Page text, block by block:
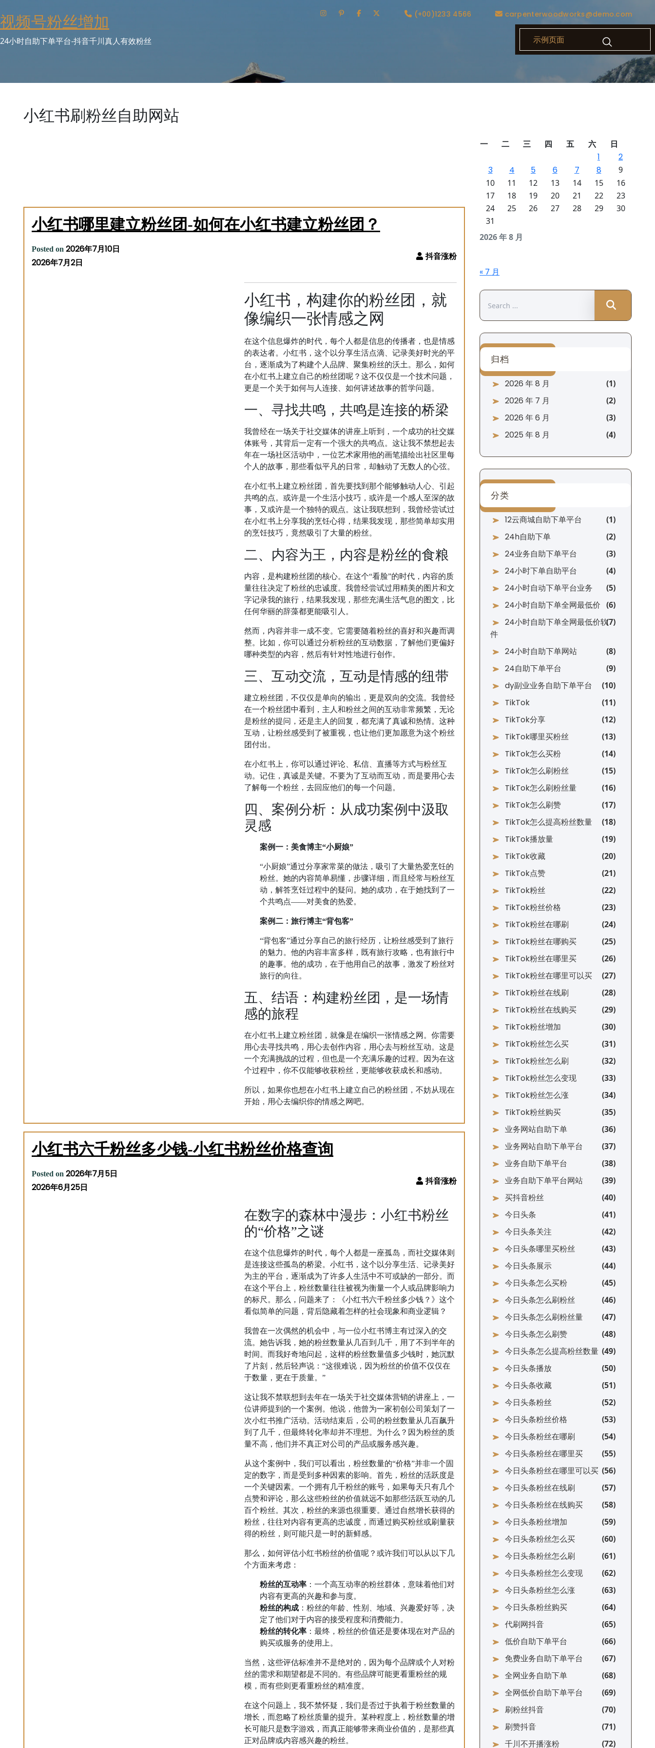
to
content
视频号粉丝增加
24小时自助下单平台-抖音千川真人有效粉丝
(+00)1233 4566 carpenterwoodworks@demo.com
示例页面
小红书刷粉丝自助网站
小红书哪里建立粉丝团-如何在小红书建立粉丝团？
Posted on 2026年7月10日
2026年7月2日
小红书，构建你的粉丝团，就
像编织一张情感之网
在这个信息爆炸的时代，每个人都是信息的传播者，也是情感
的表达者。小红书，这个以分享生活点滴、记录美好时光的平
台，逐渐成为了构建个人品牌、聚集粉丝的沃土。那么，如何
在小红书上建立自己的粉丝团呢？这不仅仅是一个技术问题，
更是一个关于如何与人连接、如何讲述故事的哲学问题。
一、寻找共鸣，共鸣是连接的桥梁
我曾经在一场关于社交媒体的讲座上听到，一个成功的社交媒
体账号，其背后一定有一个强大的共鸣点。这让我不禁想起去
年在一场社区活动中，一位艺术家用他的画笔描绘出社区里每
个人的故事，那些看似平凡的日常，却触动了无数人的心弦。
在小红书上建立粉丝团，首先要找到那个能够触动人心、引起
共鸣的点。或许是一个生活小技巧，或许是一个感人至深的故
事，又或许是一个独特的观点。这让我联想到，我曾经尝试过
在小红书上分享我的烹饪心得，结果我发现，那些简单却实用
的烹饪技巧，竟然吸引了大量的粉丝。
二、内容为王，内容是粉丝的食粮
内容，是构建粉丝团的核心。在这个“看脸”的时代，内容的质
量往往决定了粉丝的忠诚度。我曾经尝试过用精美的图片和文
字记录我的旅行，结果我发现，那些充满生活气息的图文，比
任何华丽的辞藻都更能吸引人。
然而，内容并非一成不变。它需要随着粉丝的喜好和兴趣而调
整。比如，你可以通过分析粉丝的互动数据，了解他们更偏好
哪种类型的内容，然后有针对性地进行创作。
三、互动交流，互动是情感的纽带
建立粉丝团，不仅仅是单向的输出，更是双向的交流。我曾经
在一个粉丝团中看到，主人和粉丝之间的互动非常频繁，无论
是粉丝的提问，还是主人的回复，都充满了真诚和热情。这种
互动，让粉丝感受到了被重视，也让他们更加愿意为这个粉丝
团付出。
在小红书上，你可以通过评论、私信、直播等方式与粉丝互
动。记住，真诚是关键。不要为了互动而互动，而是要用心去
了解每一个粉丝，去回应他们的每一个问题。
四、案例分析：从成功案例中汲取
灵感
案例一：美食博主“小厨娘”
“小厨娘”通过分享家常菜的做法，吸引了大量热爱烹饪的
粉丝。她的内容简单易懂，步骤详细，而且经常与粉丝互
动，解答烹饪过程中的疑问。她的成功，在于她找到了一
个共鸣点——对美食的热爱。
案例二：旅行博主“背包客”
“背包客”通过分享自己的旅行经历，让粉丝感受到了旅行
的魅力。他的内容丰富多样，既有旅行攻略，也有旅行中
的趣事。他的成功，在于他用自己的故事，激发了粉丝对
旅行的向往。
五、结语：构建粉丝团，是一场情
感的旅程
在小红书上建立粉丝团，就像是在编织一张情感之网。你需要
用心去寻找共鸣，用心去创作内容，用心去与粉丝互动。这是
一个充满挑战的过程，但也是一个充满乐趣的过程。因为在这
个过程中，你不仅能够收获粉丝，更能够收获成长和感动。
所以，如果你也想在小红书上建立自己的粉丝团，不妨从现在
开始，用心去编织你的情感之网吧。
小红书六千粉丝多少钱-小红书粉丝价格查询
Posted on 2026年7月5日
2026年6月25日
在数字的森林中漫步：小红书粉丝
的“价格”之谜
在这个信息爆炸的时代，每个人都是一座孤岛，而社交媒体则
是连接这些孤岛的桥梁。小红书，这个以分享生活、记录美好
为主的平台，逐渐成为了许多人生活中不可或缺的一部分。而
在这个平台上，粉丝数量往往被视为衡量一个人或品牌影响力
的标尺。那么，问题来了：《小红书六千粉丝多少钱？》这个
看似简单的问题，背后隐藏着怎样的社会现象和商业逻辑？
我曾在一次偶然的机会中，与一位小红书博主有过深入的交
流。她告诉我，她的粉丝数量从几百到几千，用了不到半年的
时间。而我好奇地问起，这样的粉丝数量值多少钱时，她沉默
了片刻，然后轻声说：“这很难说，因为粉丝的价值不仅仅在
于数量，更在于质量。”
这让我不禁联想到去年在一场关于社交媒体营销的讲座上，一
位讲师提到的一个案例。他说，他曾为一家初创公司策划了一
次小红书推广活动。活动结束后，公司的粉丝数量从几百飙升
到了几千，但最终转化率却并不理想。为什么？因为粉丝的质
量不高，他们并不真正对公司的产品或服务感兴趣。
从这个案例中，我们可以看出，粉丝数量的“价格”并非一个固
定的数字，而是受到多种因素的影响。首先，粉丝的活跃度是
一个关键因素。一个拥有几千粉丝的账号，如果每天只有几个
点赞和评论，那么这些粉丝的价值就远不如那些活跃互动的几
百个粉丝。其次，粉丝的来源也很重要。通过自然增长获得的
粉丝，往往对内容有更高的忠诚度，而通过购买粉丝或刷量获
得的粉丝，则可能只是一时的新鲜感。
那么，如何评估小红书粉丝的价值呢？或许我们可以从以下几
个方面来考虑：
粉丝的互动率 ：一个高互动率的粉丝群体，意味着他们对
内容有更高的兴趣和参与度。
粉丝的构成 ：粉丝的年龄、性别、地域、兴趣爱好等，决
定了他们对于内容的接受程度和消费能力。
粉丝的转化率 ：最终，粉丝的价值还是要体现在对产品的
购买或服务的使用上。
当然，这些评估标准并不是绝对的，因为每个品牌或个人对粉
丝的需求和期望都是不同的。有些品牌可能更看重粉丝的规
模，而有些则更看重粉丝的精准度。
在这个问题上，我不禁怀疑，我们是否过于执着于粉丝数量的
增长，而忽略了粉丝质量的提升。某种程度上，粉丝数量的增
长可能只是数字游戏，而真正能够带来商业价值的，是那些真
正对品牌或内容感兴趣的粉丝。
2026 年 8 月
一 二 三 四 五 六 日
1
2
3
4 5 6 7 8
9
10
11 12 13 14 15
16
17
18 19 20 21 22
23
24
25 26 27 28 29
30
31
« 7 月
for:
归档
2026 年 8 月
2026 年 7 月
2026 年 6 月
2025 年 8 月
分类
12云商城自助下单平台
24h自助下单
24业务自助下单平台
24小时下单自助平台
24小时自动下单平台业务
24小时自助下单全网最低价
24小时自助下单全网最低价软
件
24小时自助下单网站
24自助下单平台
dy副业业务自助下单平台
TikTok
TikTok分享
TikTok哪里买粉丝
TikTok怎么买粉
TikTok怎么刷粉丝
TikTok怎么刷粉丝量
TikTok怎么刷赞
TikTok怎么提高粉丝数量
TikTok播放量
TikTok收藏
TikTok点赞
TikTok粉丝
TikTok粉丝价格
TikTok粉丝在哪刷
TikTok粉丝在哪购买
TikTok粉丝在哪里买
TikTok粉丝在哪里可以买
TikTok粉丝在线刷
TikTok粉丝在线购买
TikTok粉丝增加
TikTok粉丝怎么买
TikTok粉丝怎么刷
TikTok粉丝怎么变现
TikTok粉丝怎么涨
TikTok粉丝购买
业务网站自助下单
业务网站自助下单平台
业务自助下单平台
业务自助下单平台网站
买抖音粉丝
今日头条
今日头条关注
今日头条哪里买粉丝
今日头条展示
今日头条怎么买粉
今日头条怎么刷粉丝
今日头条怎么刷粉丝量
今日头条怎么刷赞
今日头条怎么提高粉丝数量
今日头条播放
今日头条收藏
今日头条粉丝
今日头条粉丝价格
今日头条粉丝在哪刷
今日头条粉丝在哪里买
今日头条粉丝在哪里可以买
今日头条粉丝在线刷
今日头条粉丝在线购买
今日头条粉丝增加
今日头条粉丝怎么买
今日头条粉丝怎么刷
今日头条粉丝怎么变现
今日头条粉丝怎么涨
今日头条粉丝购买
代刷网抖音
低价自助下单平台
免费业务自助下单平台
全网业务自助下单
全网低价自助下单平台
刷粉丝抖音
刷赞抖音
千川不开播涨粉